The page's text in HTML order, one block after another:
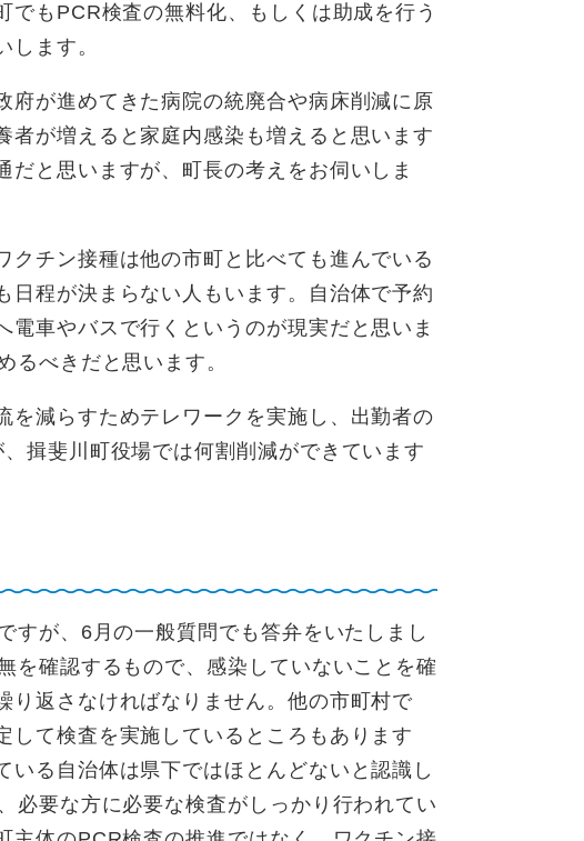
もPCR検査の無料化、もしくは助成を行う
ます。
が進めてきた病院の統廃合や病床削減に原
者が増えると家庭内感染も増えると思います
だと思いますが、町長の考えをお伺いしま
チン接種は他の市町と比べても進んでいる
日程が決まらない人もいます。自治体で予約
車やバスで行くというのが現実だと思いま
るべきだと思います。
減らすためテレワークを実施し、出勤者の
揖斐川町役場では何割削減ができています
が、6月の一般質問でも答弁をいたしまし
を確認するもので、感染していないことを確
り返さなければなりません。他の市町村で
して検査を実施しているところもあります
る自治体は県下ではほとんどないと認識し
必要な方に必要な検査がしっかり行われてい